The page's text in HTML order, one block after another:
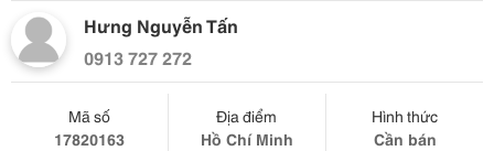
Hưng Nguyễn Tấn
0913 727 272
Mã số
17820163
Địa điểm
Hồ Chí Minh
Hình thức
Cần bán